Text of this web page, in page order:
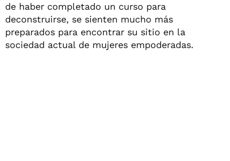
de haber completado un curso para
deconstruirse, se sienten mucho más
preparados para encontrar su sitio en la
sociedad actual de mujeres empoderadas.